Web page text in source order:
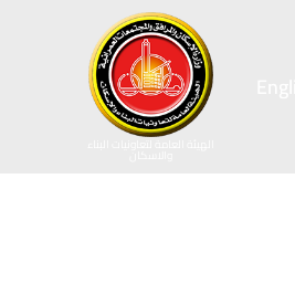
الهيئة العامة لتعاونيات البناء